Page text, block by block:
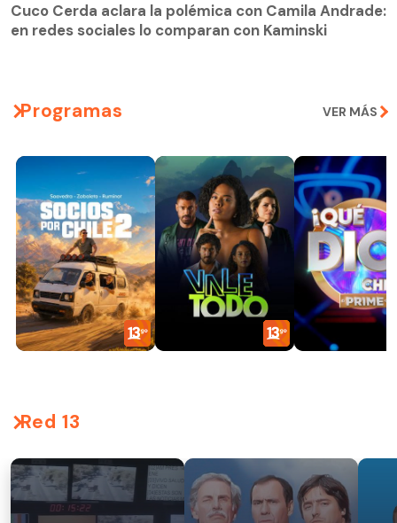
Cuco Cerda aclara la polémica con Camila Andrade:
en redes sociales lo comparan con Kaminski
Programas VER MÁS
Red 13